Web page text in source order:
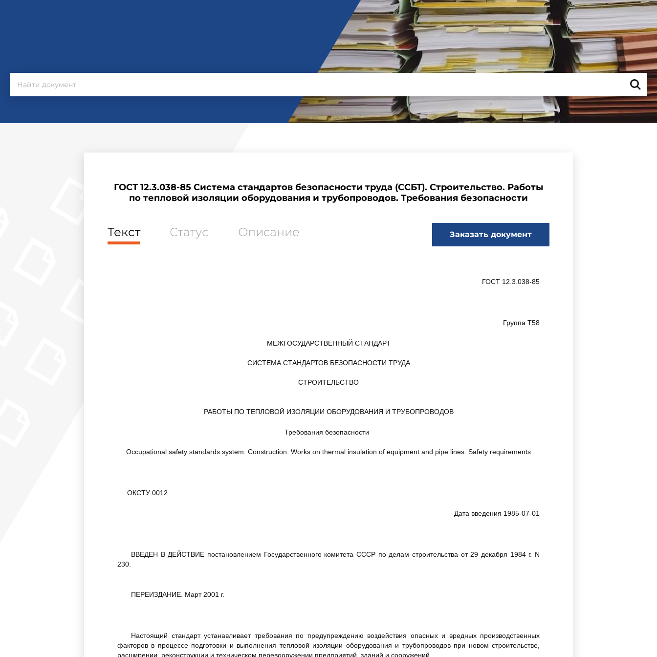
ГОСТ 12.3.038-85 Система стандартов безопасности труда (ССБТ). Строительство. Работы
по тепловой изоляции оборудования и трубопроводов. Требования безопасности
Текст Статус Описание Заказать документ
ГОСТ 12.3.038-85
Группа Т58
МЕЖГОСУДАРСТВЕННЫЙ СТАНДАРТ
СИСТЕМА СТАНДАРТОВ БЕЗОПАСНОСТИ ТРУДА
СТРОИТЕЛЬСТВО
РАБОТЫ ПО ТЕПЛОВОЙ ИЗОЛЯЦИИ ОБОРУДОВАНИЯ И ТРУБОПРОВОДОВ
Требования безопасности
Occupational safety standards system. Construction. Works on thermal insulation of equipment and pipe lines. Safety requirements
ОКСТУ 0012
Дата введения 1985-07-01
ВВЕДЕН В ДЕЙСТВИЕ постановлением Государственного комитета СССР по делам строительства от 29 декабря 1984 г. N
230.
ПЕРЕИЗДАНИЕ. Март 2001 г.
Настоящий стандарт устанавливает требования по предупреждению воздействия опасных и вредных производственных
факторов в процессе подготовки и выполнения тепловой изоляции оборудования и трубопроводов при новом строительстве,
расширении, реконструкции и техническом перевооружении предприятий, зданий и сооружений.